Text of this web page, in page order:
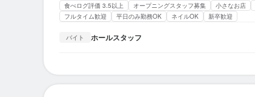
食べログ評価 3.5以上 オープニングスタッフ募集 小さなお店
フルタイム歓迎
平日のみ勤務OK ネイルOK 新卒歓迎
バイト ホールスタッフ